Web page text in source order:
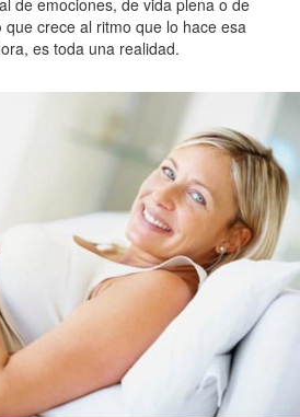
de emociones, de vida plena o de
que crece al ritmo que lo hace esa
es toda una realidad.